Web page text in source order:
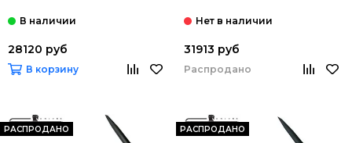
28120 руб
В корзину
31913 руб
Распродано
РАСПРОДАНО РАСПРОДАНО